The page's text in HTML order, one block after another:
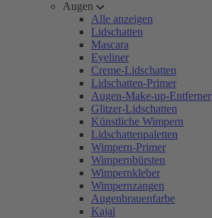
Augen
Alle anzeigen
Lidschatten
Mascara
Eyeliner
Creme-Lidschatten
Lidschatten-Primer
Augen-Make-up-Entferner
Glitzer-Lidschatten
Künstliche Wimpern
Lidschattenpaletten
Wimpern-Primer
Wimpernbürsten
Wimpernkleber
Wimpernzangen
Augenbrauenfarbe
Kajal